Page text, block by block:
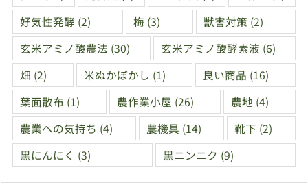
好気性発酵 (2) 梅 (3) 獣害対策 (2)
玄米アミノ酸農法 (30) 玄米アミノ酸酵素液 (6)
畑 (2) 米ぬかぼかし (1) 良い商品 (16)
葉面散布 (1) 農作業小屋 (26) 農地 (4)
農業への気持ち (4) 農機具 (14) 靴下 (2)
黒にんにく (3) 黒ニンニク (9)